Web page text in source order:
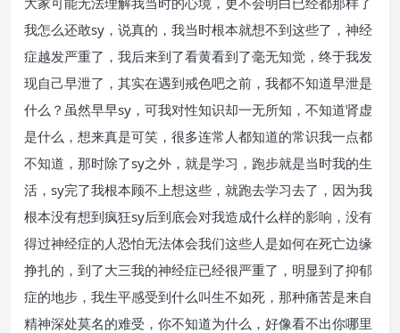
我怎么还敢sy，说真的，我当时根本就想不到这些了，神经
症越发严重了，我后来到了看黄看到了毫无知觉，终于我发
现自己早泄了，其实在遇到戒色吧之前，我都不知道早泄是
什么？虽然早早sy，可我对性知识却一无所知，不知道肾虚
是什么，想来真是可笑，很多连常人都知道的常识我一点都
不知道，那时除了sy之外，就是学习，跑步就是当时我的生
活，sy完了我根本顾不上想这些，就跑去学习去了，因为我
根本没有想到疯狂sy后到底会对我造成什么样的影响，没有
得过神经症的人恐怕无法体会我们这些人是如何在死亡边缘
挣扎的，到了大三我的神经症已经很严重了，明显到了抑郁
症的地步，我生平感受到什么叫生不如死，那种痛苦是来自
精神深处莫名的难受，你不知道为什么，好像看不出你哪里